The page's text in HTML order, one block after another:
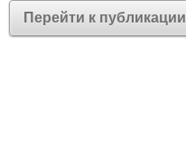
Перейти к публикации